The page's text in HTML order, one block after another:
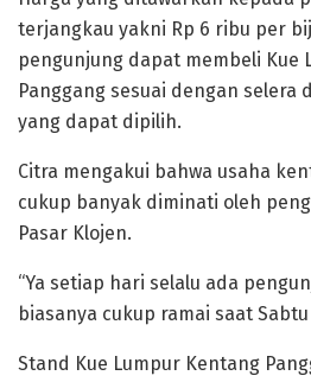
terjangkau yakni Rp 6 ribu per
pengunjung dapat membeli Kue
Panggang sesuai dengan
yang dapat dipilih.
Citra mengakui bahwa usaha
cukup banyak diminati oleh
Pasar Klojen.
“Ya setiap hari selalu ada
biasanya cukup ramai saat
Stand Kue Lumpur Kentang